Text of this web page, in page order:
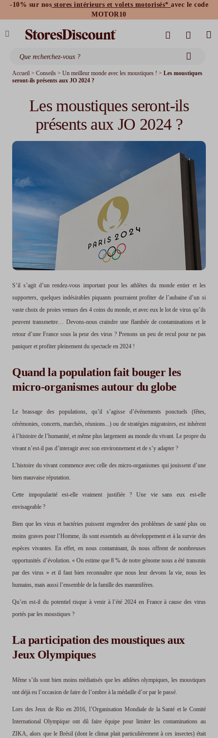
-10% sur nos stores intérieurs et volets motorisés* avec le code
MOTOR10
stores bannes standards
moustiquaires
Accueil >Conseils >Un meilleur monde avec les moustiques ! >Les moustiques
seront-ils présents aux JO 2024 ?
Les moustiques seront-ils
présents aux JO 2024 ?
S’il s’agit d’un rendez-vous important pour les athlètes du monde entier et les
supporters, quelques indésirables piquants pourraient profiter de l’aubaine d’un si
vaste choix de proies venues des 4 coins du monde, et avec eux le lot de virus qu’ils
peuvent transmettre… Devons-nous craindre une flambée de contaminations et le
retour d’une France sous la peur des virus ? Prenons un peu de recul pour ne pas
paniquer et profiter pleinement du spectacle en 2024 !
Quand la population fait bouger les
micro-organismes autour du globe
Le brassage des populations, qu’il s’agisse d’évènements ponctuels (fêtes,
cérémonies, concerts, marchés, réunions...) ou de stratégies migratoires, est inhérent
à l’histoire de l’humanité, et même plus largement au monde du vivant. Le propre du
vivant n’est-il pas d’interagir avec son environnement et de s’y adapter ?
L’histoire du vivant commence avec celle des micro-organismes qui jouissent d’une
bien mauvaise réputation.
Cette impopularité est-elle vraiment justifiée ? Une vie sans eux est-elle
envisageable ?
Bien que les virus et bactéries puissent engendrer des problèmes de santé plus ou
moins graves pour l’Homme, ils sont essentiels au développement et à la survie des
espèces vivantes. En effet, en nous contaminant, ils nous offrent de nombreuses
opportunités d’évolution. «On estime que 8 % de notre génome nous a été transmis
par des virus» et il faut bien reconnaître que nous leur devons la vie, nous les
humains, mais aussi l’ensemble de la famille des mammifères.
Qu’en est-il du potentiel risque à venir à l’été 2024 en France à cause des virus
portés par les moustiques ?
La participation des moustiques aux
Jeux Olympiques
Même s’ils sont bien moins médiatisés que les athlètes olympiques, les moustiques
ont déjà eu l’occasion de faire de l’ombre à la médaille d’or par le passé.
Lors des Jeux de Rio en 2016, l’Organisation Mondiale de la Santé et le Comité
International Olympique ont dû faire équipe pour limiter les contaminations au
ZIKA, alors que le Brésil (dont le climat plait particulièrement à ces insectes) était